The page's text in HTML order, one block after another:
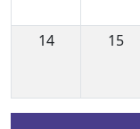
14
15